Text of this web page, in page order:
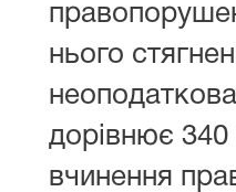
нього
дорівнює 340
вчинення